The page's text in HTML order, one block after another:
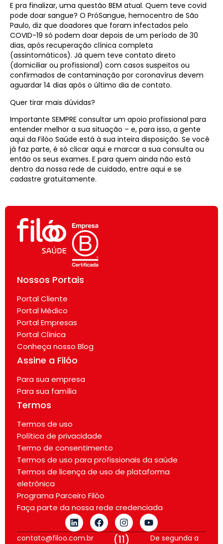
E pra finalizar, uma questão BEM atual. Quem teve covid
pode doar sangue? O PróSangue, hemocentro de São
Paulo, diz que doadores que foram infectados pelo
COVID-19 só podem doar depois de um período de 30
dias, após recuperação clínica completa
(assintomáticos). Já quem teve contato direto
(domiciliar ou profissional) com casos suspeitos ou
confirmados de contaminação por coronavírus devem
aguardar 14 dias após o último dia de contato.
Quer tirar mais dúvidas?
Importante SEMPRE consultar um apoio profissional para
entender melhor a sua situação – e, para isso, a gente
aqui da Filóo Saúde está à sua inteira disposição. Se você
já faz parte, é só clicar aqui e marcar a sua consulta ou
então os seus exames. E para quem ainda não está
dentro da nossa rede de cuidado, entre aqui e se
cadastre gratuitamente.
Nossos Portais
Portal Cliente
Portal Médico
Portal Empresas
Portal Clínica
Conheça nosso Blog
Assine a Filóo
Para sua empresa
Para sua família
Termos
Termos de uso
Política de privacidade
Termo de consentimento
Termos de uso para profissionais da saúde
Termos de licença de uso de plataforma
eletrônica
Programa Parceiro Filóo
Faça parte da nossa rede credenciada
contato@filoo.com.br (11) De segunda a